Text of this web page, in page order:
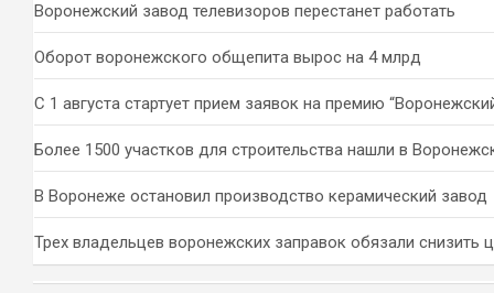
Воронежский завод телевизоров перестанет работать
Оборот воронежского общепита вырос на 4 млрд
С 1 августа стартует прием заявок на премию
Более 1500 участков для строительства нашли в
В Воронеже остановил производство керамический завод
Трех владельцев воронежских заправок обязали снизить